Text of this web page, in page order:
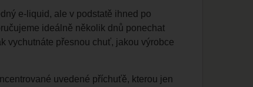
e-liquid, ale v podstatě ihned po
ideálně několik dnů ponechat
vychutnáte přesnou chuť, jakou výrobce
uvedené příchuťě, kterou jen